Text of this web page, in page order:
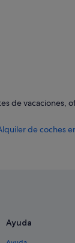
de vacaciones,
de coches
Ayuda